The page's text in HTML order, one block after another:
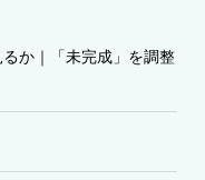
か｜「未完成」を調整